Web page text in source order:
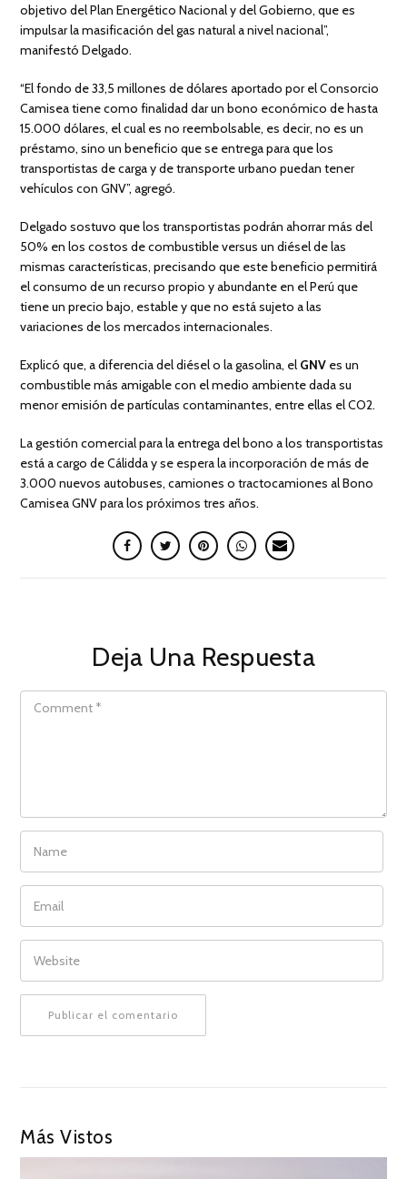
objetivo del Plan Energético Nacional y del Gobierno, que es
impulsar la masificación del gas natural a nivel nacional”,
manifestó Delgado.
“El fondo de 33,5 millones de dólares aportado por el Consorcio
Camisea tiene como finalidad dar un bono económico de hasta
15.000 dólares, el cual es no reembolsable, es decir, no es un
préstamo, sino un beneficio que se entrega para que los
transportistas de carga y de transporte urbano puedan tener
vehículos con GNV”, agregó.
Delgado sostuvo que los transportistas podrán ahorrar más del
50% en los costos de combustible versus un diésel de las
mismas características, precisando que este beneficio permitirá
el consumo de un recurso propio y abundante en el Perú que
tiene un precio bajo, estable y que no está sujeto a las
variaciones de los mercados internacionales.
Explicó que, a diferencia del diésel o la gasolina, el GNV es un
combustible más amigable con el medio ambiente dada su
menor emisión de partículas contaminantes, entre ellas el CO2.
La gestión comercial para la entrega del bono a los transportistas
está a cargo de Cálidda y se espera la incorporación de más de
3.000 nuevos autobuses, camiones o tractocamiones al Bono
Camisea GNV para los próximos tres años.
Deja Una Respuesta
COMMENT
NAME
EMAIL
WEBSITE
Más Vistos